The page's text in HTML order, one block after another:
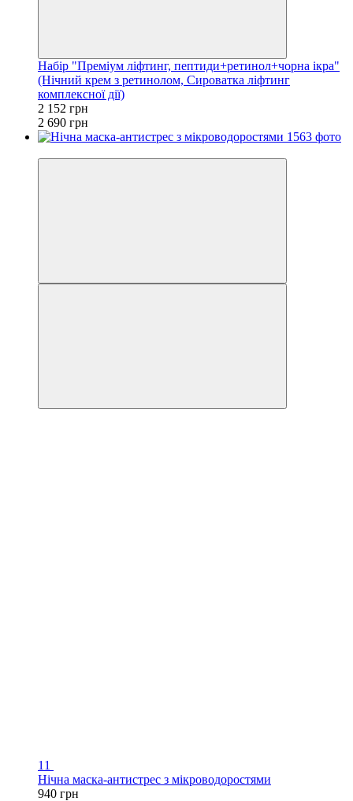
Набір "Преміум ліфтинг, пептиди+ретинол+чорна ікра"
(Нічний крем з ретинолом, Сироватка ліфтинг
комплексної дії)
2 152 грн
2 690 грн
11
Нічна маска-антистрес з мікроводоростями
940 грн